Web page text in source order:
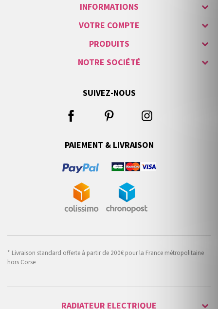
INFORMATIONS
VOTRE COMPTE
PRODUITS
NOTRE SOCIÉTÉ
SUIVEZ-NOUS
PAIEMENT & LIVRAISON
* Livraison standard offerte à partir de 200€ pour la France métropolitaine
hors Corse
RADIATEUR ELECTRIQUE